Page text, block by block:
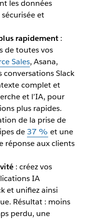
les données
et
rapidement:
de toutes vos
Sales, Asana,
conversations Slack
complet et
et l’IA, pour
plus rapides.
de la prise de
de37 % et une
réponse aux clients
: créez vos
IA
et unifiez ainsi
Résultat : moins
perdu, une